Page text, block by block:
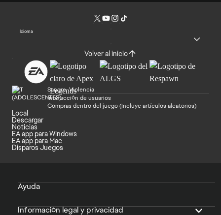
Idioma
Volver al inicio
Sangre, Violencia
Interacción de usuarios
Compras dentro del juego (Incluye artículos aleatorios)
Local
Descargar
Noticias
EA app para Windows
EA app para Mac
Disparos Juegos
Ayuda
Información legal y privacidad